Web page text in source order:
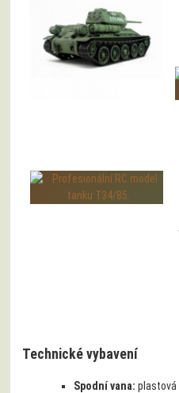
Technické vybavení
Spodní vana:plastová